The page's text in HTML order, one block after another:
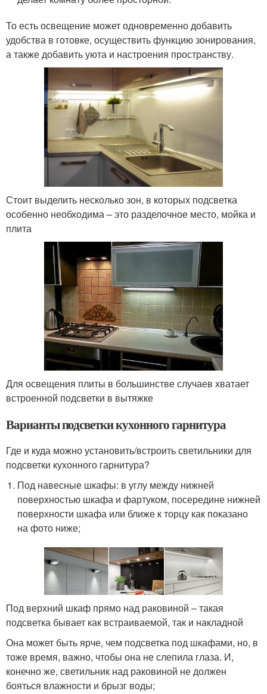
То есть освещение может одновременно добавить
удобства в готовке, осуществить функцию зонирования,
а также добавить уюта и настроения пространству.
Стоит выделить несколько зон, в которых подсветка
особенно необходима – это разделочное место, мойка и
плита
Для освещения плиты в большинстве случаев хватает
встроенной подсветки в вытяжке
Варианты подсветки кухонного гарнитура
Где и куда можно установить/встроить светильники для
подсветки кухонного гарнитура?
Под навесные шкафы: в углу между нижней
поверхностью шкафа и фартуком, посередине нижней
поверхности шкафа или ближе к торцу как показано
на фото ниже;
Под верхний шкаф прямо над раковиной – такая
подсветка бывает как встраиваемой, так и накладной
Она может быть ярче, чем подсветка под шкафами, но, в
тоже время, важно, чтобы она не слепила глаза. И,
конечно же, светильник над раковиной не должен
бояться влажности и брызг воды;